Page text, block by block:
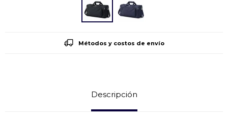
Métodos y costos de envío
Descripción